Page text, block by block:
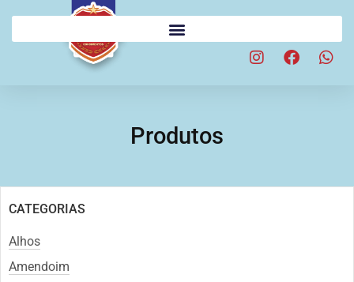
Produtos
CATEGORIAS
Alhos
Amendoim